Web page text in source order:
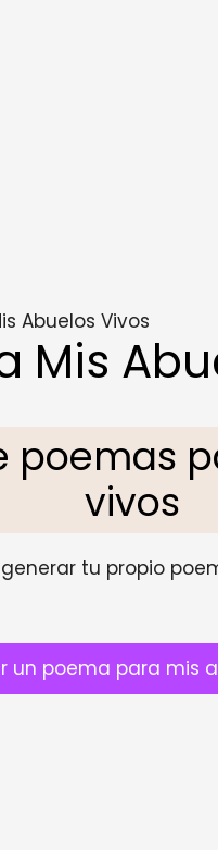
Abuelos Vivos
Mis
poemas
vivos
tu propio
un poema para mis